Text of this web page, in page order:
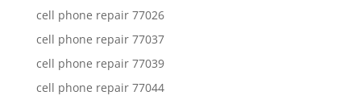
cell phone repair 77026
cell phone repair 77037
cell phone repair 77039
cell phone repair 77044